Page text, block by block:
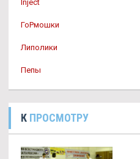
Inject
ГоРмошки
Липолики
Пепы
К ПРОСМОТРУ